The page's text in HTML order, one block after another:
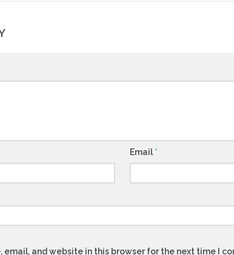
Email*
email, and website in this browser for the next time I